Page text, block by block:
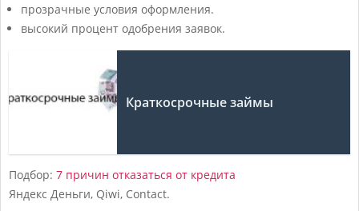
прозрачные условия оформления.
высокий процент одобрения заявок.
Краткосрочные займы
Подбор: 7 причин отказаться от кредита
Яндекс Деньги, Qiwi, Contact.